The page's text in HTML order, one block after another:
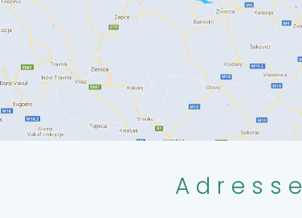
Adresse